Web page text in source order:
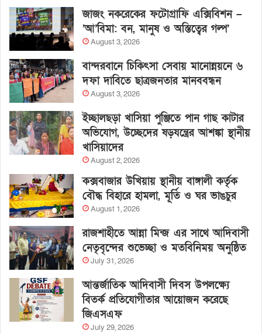
জাজং নকরেকের ফটোগ্রাফি এক্সিবিশন –
‘আ’বিমা: বন, মানুষ ও অস্তিত্বের গল্প’
August 3, 2026
বান্দরবানে চিকিৎসা সেবায় মানোন্নয়নে ৬
দফা দাবিতে ছাত্রজনতার মানববন্ধন
August 3, 2026
ইচ্ছালছড়া খাসিয়া পুঞ্জিতে পান গাছ কাটার
অভিযোগ, উচ্ছেদের ষড়যন্ত্রের আশঙ্কা স্থানীয়
খাসিয়াদের
August 2, 2026
কক্সবাজার উখিয়ায় স্থানীয় বাঙ্গালী কর্তৃক
বৌদ্ধ বিহারে হামলা, মূর্তি ও ঘর ভাঙচুর
August 1, 2026
রাজশাহীতে আন্না মিন্জ এর সাথে আদিবাসী
নেতৃবৃন্দের শুভেচ্ছা ও মতবিনিময় অনুষ্ঠিত
July 31, 2026
আন্তর্জাতিক আদিবাসী দিবস উপলক্ষ্যে
বিতর্ক প্রতিযোগীতার আয়োজন করেছে
জিএসএফ
July 29, 2026